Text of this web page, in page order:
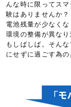
んな時に限ってス
験はありませんか？
電池残量が少なく
環境の整備が異な
もしばしば。そん
にせずに過ごす為